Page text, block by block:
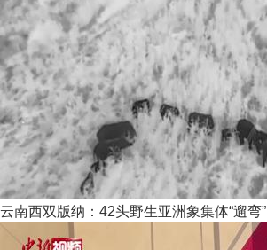
云南西双版纳：42头野生亚洲象集体“遛弯”